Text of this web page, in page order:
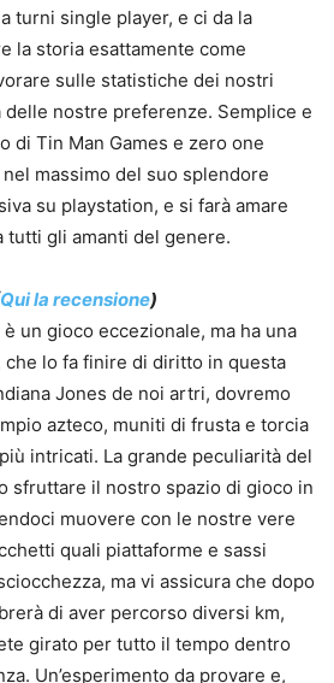
turni single player, e ci da la
la storia esattamente come
sulle statistiche dei nostri
delle nostre preferenze. Semplice e
di Tin Man Games e zero one
massimo del suo splendore
su playstation, e si farà amare
tutti gli amanti del genere.
Qui la recensione)
un gioco eccezionale, ma ha una
che lo fa finire di diritto in questa
Jones de noi artri, dovremo
azteco, muniti di frusta e torcia
intricati. La grande peculiarità del
sfruttare il nostro spazio di gioco in
muovere con le nostre vere
quali piattaforme e sassi
ma vi assicura che dopo
di aver percorso diversi km,
girato per tutto il tempo dentro
Un’esperimento da provare e,